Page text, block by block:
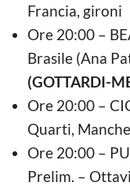
Francia, gironi
Ore 20:00 –
Brasile (Ana
(GOTTARDI-
Ore 20:00 –
Quarti,
Ore 20:00 –
Prelim. – Ottavi